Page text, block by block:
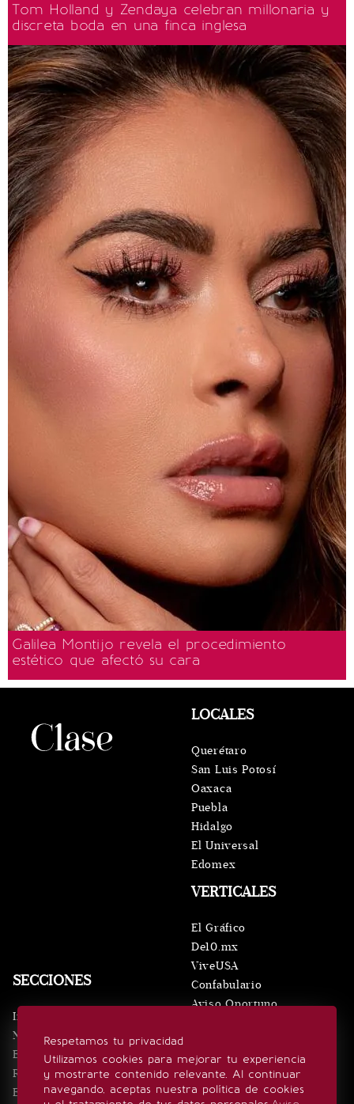
Tom Holland y Zendaya celebran millonaria y
discreta boda en una finca inglesa
Galilea Montijo revela el procedimiento
estético que afectó su cara
Respetamos tu privacidad
Utilizamos cookies para mejorar tu experiencia
y mostrarte contenido relevante. Al continuar
navegando, aceptas nuestra política de cookies
SECCIONES
Inicio
Noticias
Eventos
Realeza
Estilo de vida
VERTICALES
El Gráfico
De10.mx
ViveUSA
Confabulario
Aviso Oportuno
LOCALES
Querétaro
San Luis Potosí
Oaxaca
Puebla
Hidalgo
El Universal
Edomex
SÍGUENOS